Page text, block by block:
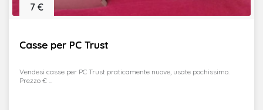
Casse per PC Trust
7 €
Vendesi casse per PC Trust praticamente nuove, usate pochissimo.
Prezzo € ...